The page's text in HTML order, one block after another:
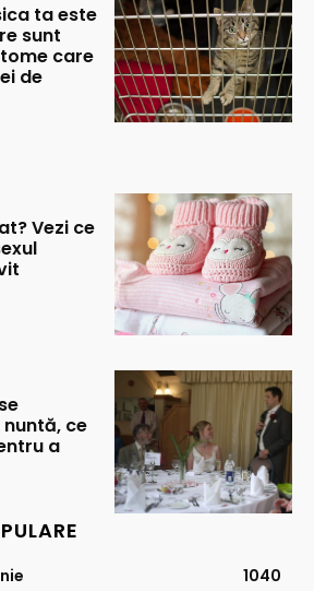
ta este
sunt
care
de
Vezi ce
ce
a
1040